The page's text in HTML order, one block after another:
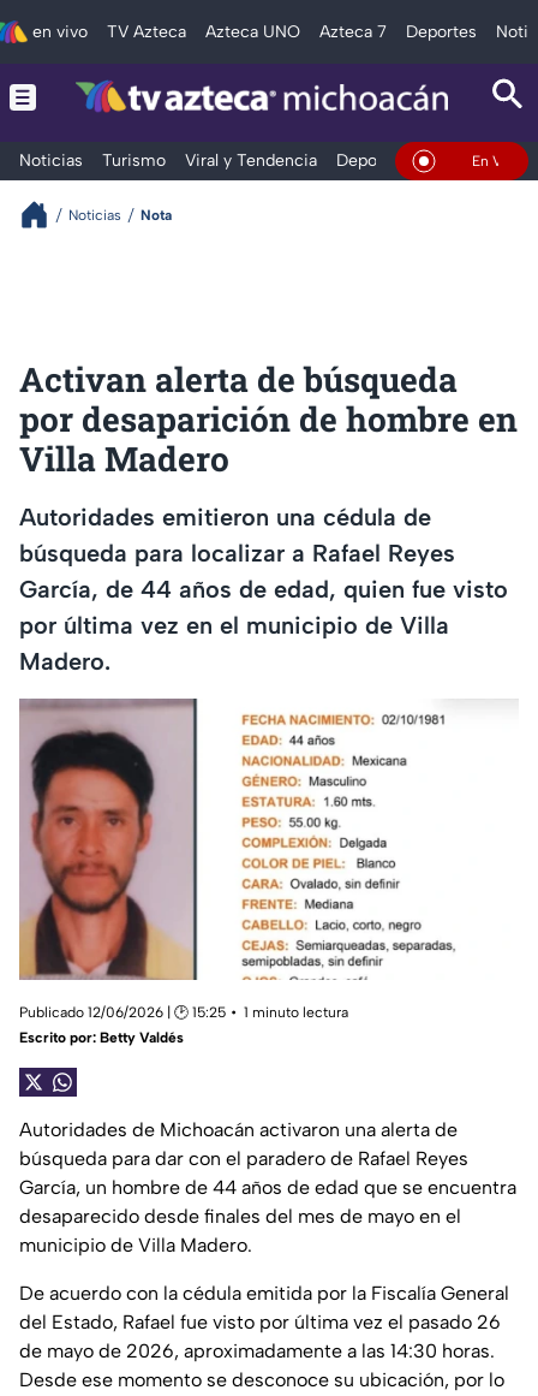
en vivo TV Azteca Azteca UNO Azteca 7 Deportes
Noticias Turismo Viral y Tendencia Deportes Espectáculos
En Vivo
Noticias Nota
Activan alerta de búsqueda
por desaparición de hombre en
Villa Madero
Autoridades emitieron una cédula de
búsqueda para localizar a Rafael Reyes
García, de 44 años de edad, quien fue visto
por última vez en el municipio de Villa
Madero.
Publicado 12/06/2026 | 🕑 15:25
1 minuto lectura
Escrito por: Betty Valdés
Autoridades de Michoacán activaron una alerta de
búsqueda para dar con el paradero de Rafael Reyes
García, un hombre de 44 años de edad que se encuentra
desaparecido desde finales del mes de mayo en el
municipio de Villa Madero.
De acuerdo con la cédula emitida por la Fiscalía General
del Estado, Rafael fue visto por última vez el pasado 26
de mayo de 2026, aproximadamente a las 14:30 horas.
Desde ese momento se desconoce su ubicación, por lo